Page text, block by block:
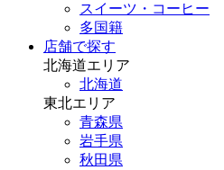
スイーツ・コーヒー
多国籍
店舗で探す
北海道エリア
北海道
東北エリア
青森県
岩手県
秋田県